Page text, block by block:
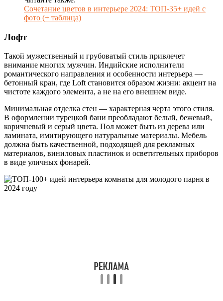
Сочетание цветов в интерьере 2024: ТОП-35+ идей с
фото (+ таблица)
Лoфт
Такой мужественный и грубоватый стиль привлечет
внимание многих мужчин. Индийские исполнители
романтического направления и особенности интерьера —
бетонный кран, где Loft становится образом жизни: акцент на
чистоте каждого элемента, а не на его внешнем виде.
Минимальная отделка стен — характерная черта этого стиля.
В оформлении турецкой бани преобладают белый, бежевый,
коричневый и серый цвета. Пол может быть из дерева или
ламината, имитирующего натуральные материалы. Мебель
должна быть качественной, подходящей для рекламных
материалов, виниловых пластинок и осветительных приборов
в виде уличных фонарей.